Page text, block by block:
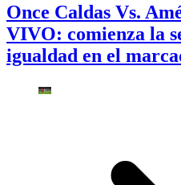
Once Caldas Vs.
VIVO: comienza la
igualdad en el